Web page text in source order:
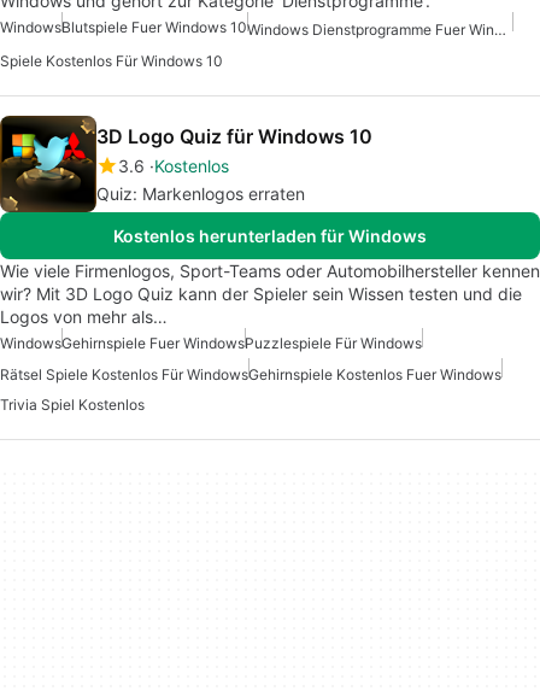
WindowsBlutspiele Fuer Windows 10
Windows Dienstprogramme Fuer Windows 10
Spiele Kostenlos Für Windows 10
3D Logo Quiz für Windows 10
3.6 Kostenlos
Quiz: Markenlogos erraten
Kostenlos herunterladen für Windows
Wie viele Firmenlogos, Sport-Teams oder Automobilhersteller kennen
wir? Mit 3D Logo Quiz kann der Spieler sein Wissen testen und die
Logos von mehr als…
WindowsGehirnspiele Fuer WindowsPuzzlespiele Für Windows
Rätsel Spiele Kostenlos Für WindowsGehirnspiele Kostenlos Fuer Windows
Trivia Spiel Kostenlos